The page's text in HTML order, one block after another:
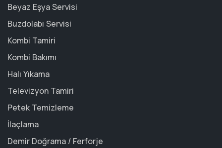
Beyaz Eşya Servisi
Buzdolabı Servisi
Kombi Tamiri
Kombi Bakımı
Halı Yıkama
Televizyon Tamiri
Petek Temizleme
İlaçlama
Demir Doğrama / Ferforje